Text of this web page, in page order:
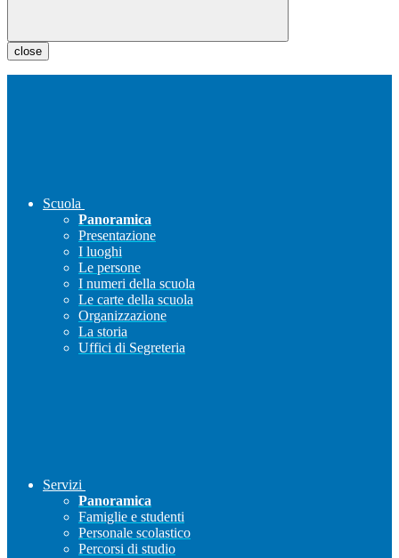
close
Scuola
Panoramica
Presentazione
I luoghi
Le persone
I numeri della scuola
Le carte della scuola
Organizzazione
La storia
Uffici di Segreteria
Servizi
Panoramica
Famiglie e studenti
Personale scolastico
Percorsi di studio